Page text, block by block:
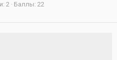
2 Баллы 22